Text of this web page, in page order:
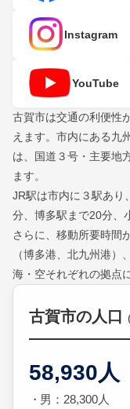
Instagram
YouTube
古賀市は交通の利便性
えます。市内にある九
は、国道３号・主要地
ます。
JR駅は市内に３駅あり
分、博多駅まで20分、
さらに、移動所要時間
（博多港、北九州港）
海・空それぞれの拠点
古賀市の人口
58,930人
男：28,300人